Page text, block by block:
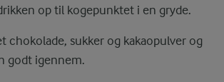
op til kogepunktet i en gryde.
chokolade, sukker og kakaopulver og
godt igennem.